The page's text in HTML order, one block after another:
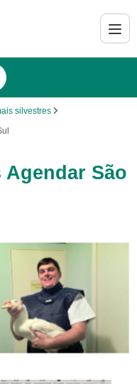
silvestres
Agendar São